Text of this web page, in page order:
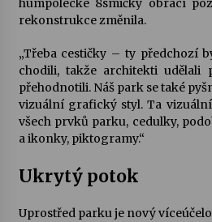
Vysočinka
Ozvěny prázdnin
14. 7. 2026
Za kulturou kousek
odkaz Josefa Čapka
humpolecké 8smičky obrací
rekonstrukce změnila.
„Třeba cestičky – ty předchozí
chodili, takže architekti udělali
přehodnotili. Náš park se také
vizuální grafický styl. Ta
všech prvků parku, cedulky,
a ikonky, piktogramy.“
Ukrytý potok
Uprostřed parku je nový